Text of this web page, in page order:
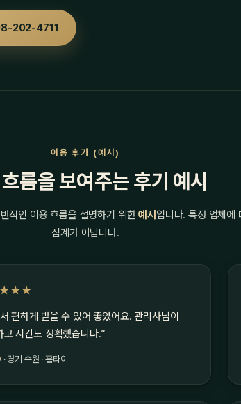
202-4711
이용 후기 (예시)
름을 보여주는 후기 예시
적인 이용 흐름을 설명하기 위한예시 입니다. 특정 업체에
집계가 아닙니다.
편하게 받을 수 있어 좋았어요. 관리사님이
고 시간도 정확했습니다.”
· 경기 수원 · 홈타이